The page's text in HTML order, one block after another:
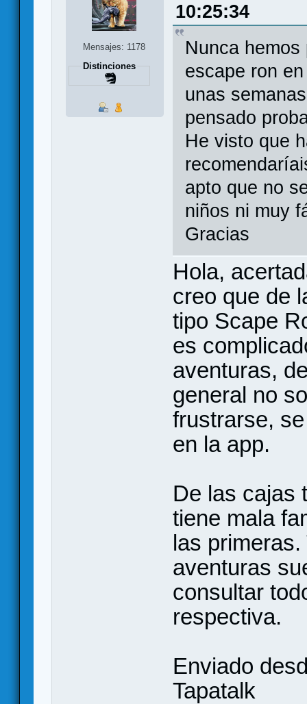
Mensajes: 1178
Distinciones
10:25:34
Nunca
escape ron
unas
pensado
He visto que
apto que no
niños ni muy
Gracias
Hola,
creo que de
tipo Scape
es
aventuras,
general no
frustrarse,
en la app.
De las cajas
tiene mala
las
aventuras
consultar
respectiva.
Enviado
Tapatalk